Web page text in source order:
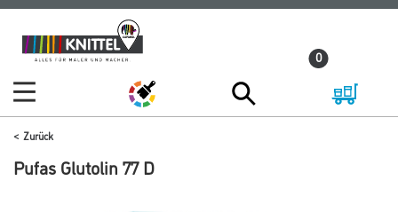
Zum
Inhalt
Zum
Navigationsmenü
0
Zurück
Pufas Glutolin 77 D